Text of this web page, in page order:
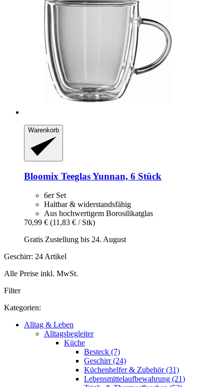
Warenkorb
Bloomix Teeglas Yunnan, 6 Stück
6er Set
Haltbar & widerstandsfähig
Aus hochwertigem Borosilikatglas
70,99 € (11,83 € / Stk)
Gratis Zustellung bis 24. August
Geschirr: 24 Artikel
Alle Preise inkl. MwSt.
Filter
Kategorien:
Alltag & Leben
Alltagsbegleiter
Küche
Besteck (7)
Geschirr (24)
Küchenhelfer & Zubehör (31)
Lebensmittelaufbewahrung (21)